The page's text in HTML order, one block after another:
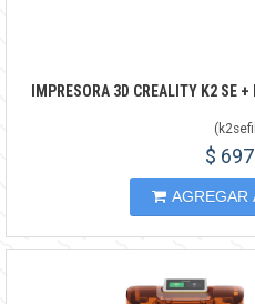
IMPRESORA 3D CREALITY K2 SE
(
$
AGREGAR